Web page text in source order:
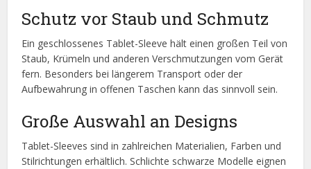
Schutz vor Staub und Schmutz
Ein geschlossenes Tablet-Sleeve hält einen großen Teil von
Staub, Krümeln und anderen Verschmutzungen vom Gerät
fern. Besonders bei längerem Transport oder der
Aufbewahrung in offenen Taschen kann das sinnvoll sein.
Große Auswahl an Designs
Tablet-Sleeves sind in zahlreichen Materialien, Farben und
Stilrichtungen erhältlich. Schlichte schwarze Modelle eignen